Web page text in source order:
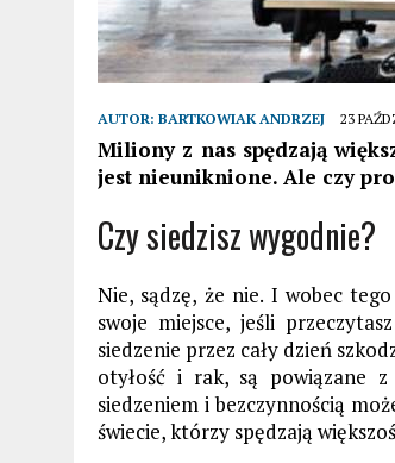
AUTOR: BARTKOWIAK ANDRZEJ 23
Miliony z nas spędzają
jest nieuniknione. Ale czy
Czy siedzisz wygodnie?
Nie, sądzę, że nie. I wobec
swoje miejsce, jeśli
siedzenie przez cały dzień
otyłość i rak, są powiązane
siedzeniem i bezczynnością
świecie, którzy spędzają